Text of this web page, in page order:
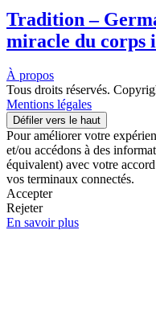
Tradition –
miracle du corps
À propos
Tous droits réservés.
Mentions légales
Défiler vers le haut
Pour améliorer votre
et/ou accédons à des
équivalent) avec votre
vos terminaux connectés.
Accepter
Rejeter
En savoir plus